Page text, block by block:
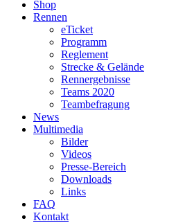
Shop
Rennen
eTicket
Programm
Reglement
Strecke & Gelände
Rennergebnisse
Teams 2020
Teambefragung
News
Multimedia
Bilder
Videos
Presse-Bereich
Downloads
Links
FAQ
Kontakt